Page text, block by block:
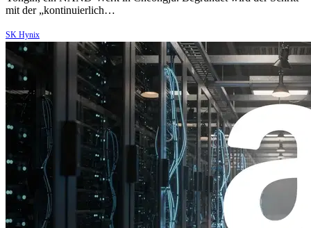
mit der „kontinuierlich…
SK Hynix